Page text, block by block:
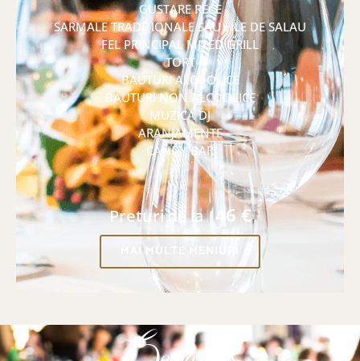
GUSTARE RECE
SARMALE TRADITIONALE SAU FILE DE SALAU
FEL PRINCIPAL MIXED GRILL
TORT
BAUTURI ALCOOLICE
BAUTURI NON ALCOOLICE
MUZICA DJ
ARANJAMENTE
CANDY BAR
Preturide la 46 €
MAI MULTE MENIURI